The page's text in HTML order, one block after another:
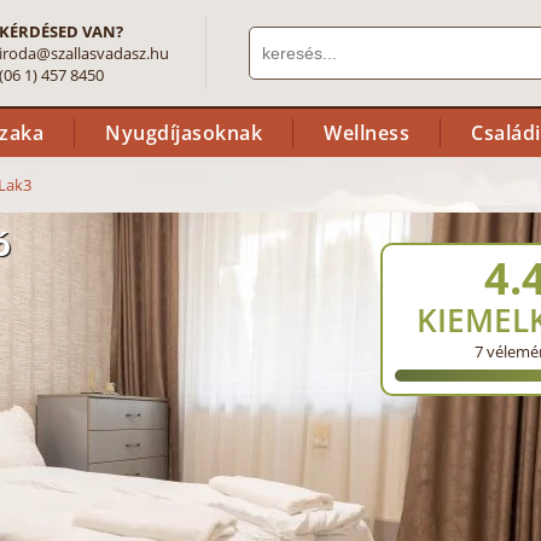
KÉRDÉSED VAN?
iroda@szallasvadasz.hu
(06 1) 457 8450
Nyugdíjasoknak Wellness
7